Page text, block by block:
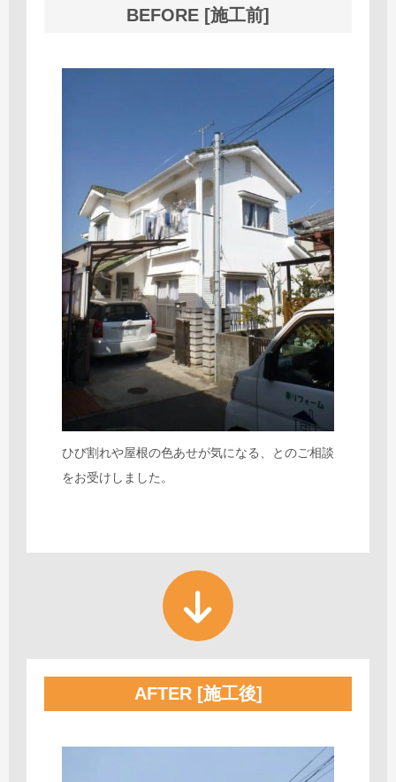
BEFORE [施工前]
ひび割れや屋根の色あせが気になる、とのご相談
をお受けしました。
AFTER [施工後]